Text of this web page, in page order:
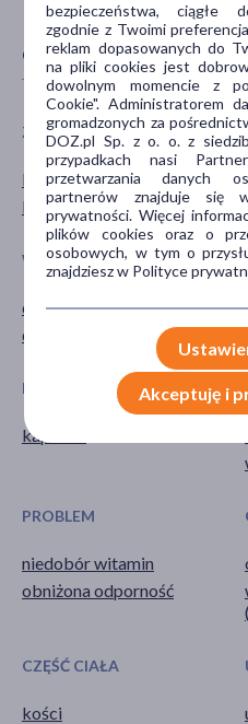
CECHY PRODUKTU
ZALECENIA ŻYWIENIOWE
Bez glutenu
Bez laktozy
WIEK
dla dorosłych
dla seniorów
POSTAĆ
kapsułki
PROBLEM
niedobór witamin
obniżona odporność
CZĘŚĆ CIAŁA
kości
bezpieczeństwa, ciągłe
zgodnie z Twoimi
reklam dopasowanych do
na pliki cookies jest
dowolnym momencie z
Cookie". Administratorem
gromadzonych za
DOZ.pl Sp. z o. o. z
przypadkach nasi
przetwarzania danych
partnerów znajduje się
prywatności. Więcej
plików cookies oraz o
osobowych, w tym o
znajdziesz w Polityce
Akceptuję i